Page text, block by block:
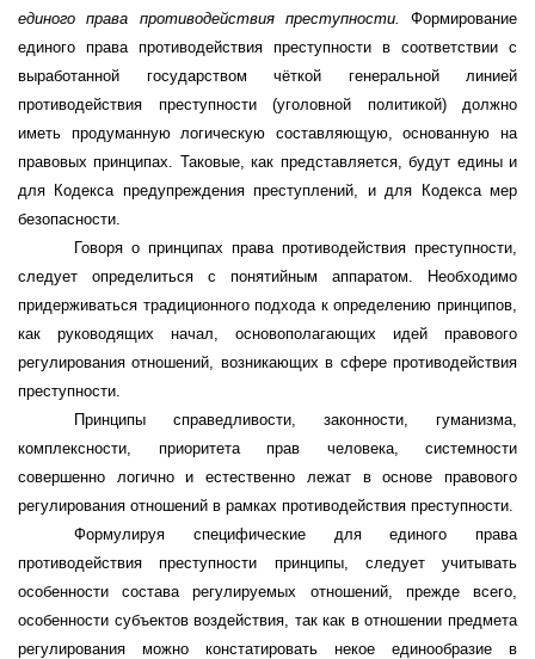
единого права противодействия преступности. Формирование
единого права противодействия преступности в соответствии с
выработанной государством чёткой генеральной линией
противодействия преступности (уголовной политикой) должно
иметь продуманную логическую составляющую, основанную на
правовых принципах. Таковые, как представляется, будут едины и
для Кодекса предупреждения преступлений, и для Кодекса мер
безопасности.
Говоря о принципах права противодействия преступности,
следует определиться с понятийным аппаратом. Необходимо
придерживаться традиционного подхода к определению принципов,
как руководящих начал, основополагающих идей правового
регулирования отношений, возникающих в сфере противодействия
преступности.
Принципы справедливости, законности, гуманизма,
комплексности, приоритета прав человека, системности
совершенно логично и естественно лежат в основе правового
регулирования отношений в рамках противодействия преступности.
Формулируя специфические для единого права
противодействия преступности принципы, следует учитывать
особенности состава регулируемых отношений, прежде всего,
особенности субъектов воздействия, так как в отношении предмета
регулирования можно констатировать некое единообразие в